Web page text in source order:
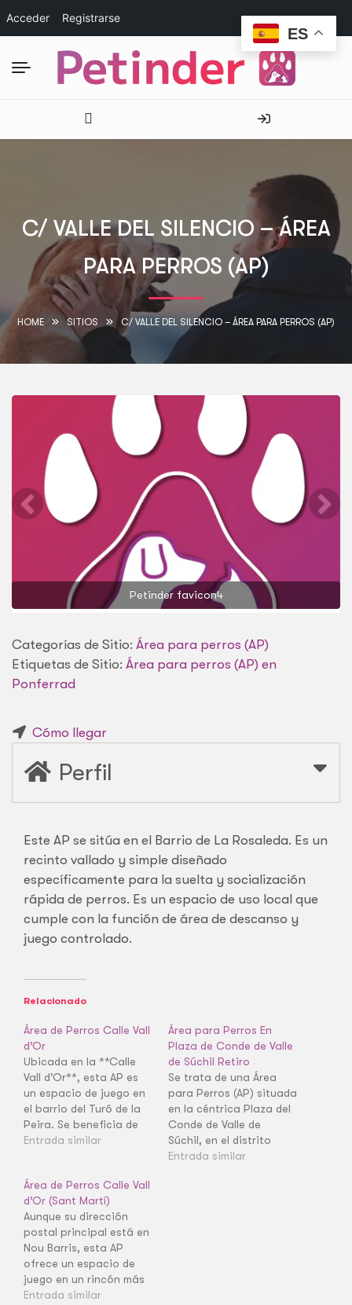
Acceder Registrarse
C/ VALLE DEL SILENCIO – ÁREA
PARA PERROS (AP)
HOME SITIOS C/ VALLE DEL SILENCIO – ÁREA PARA PERROS (AP)
Petinder favicon4
Categorías de Sitio: Área para perros (AP)
Etiquetas de Sitio: Área para perros (AP) en
Ponferrad
Cómo llegar
Perfil
Este AP se sitúa en el Barrio de La Rosaleda. Es un
recinto vallado y simple diseñado
específicamente para la suelta y socialización
rápida de perros. Es un espacio de uso local que
cumple con la función de área de descanso y
juego controlado.
Relacionado
Área de Perros Calle Vall
d’Or
Ubicada en la **Calle
Vall d'Or**, esta AP es
un espacio de juego en
el barrio del Turó de la
Peira. Se beneficia de
un entorno residencial y
Entrada similar
Área para Perros En
Plaza de Conde de Valle
de Súchil Retiro
Se trata de una Área
para Perros (AP) situada
en la céntrica Plaza del
Conde de Valle de
Súchil, en el distrito
Retiro. Es un espacio
Entrada similar
Área de Perros Calle Vall
d’Or (Sant Martí)
Aunque su dirección
postal principal está en
Nou Barris, esta AP
ofrece un espacio de
juego en un rincón más
íntimo del barrio de La
Entrada similar
ES